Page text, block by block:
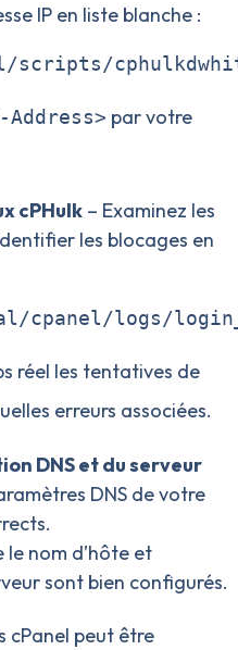
IP en liste blanche :
par votre
cPHulk – Examinez les
les blocages en
logs/
réel les tentatives de
erreurs associées.
DNS et du serveur
DNS de votre
le nom d’hôte et
sont bien configurés.
cPanel peut être